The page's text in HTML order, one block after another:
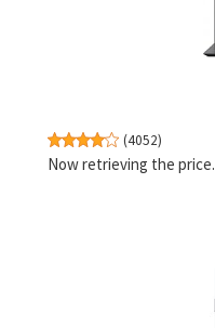
(4052)
Now retrieving the price.